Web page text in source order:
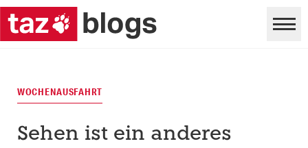
WOCHENAUSFAHRT
Sehen ist ein anderes